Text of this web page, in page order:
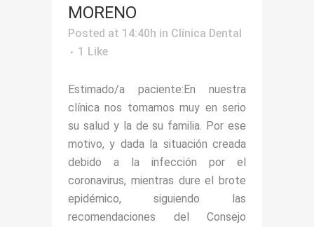
MORENO
Posted at 14:40h in Clínica Dental
1 Like
Estimado/a paciente:En nuestra
clínica nos tomamos muy en serio
su salud y la de su familia. Por ese
motivo, y dada la situación creada
debido a la infección por el
coronavirus, mientras dure el brote
epidémico, siguiendo las
recomendaciones del Consejo